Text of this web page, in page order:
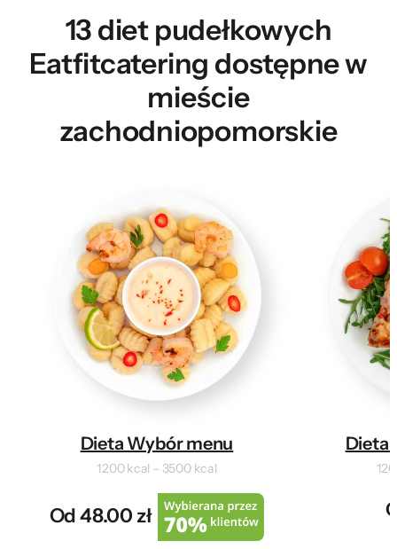
13 diet pudełkowych
Eatfitcatering dostępne w
mieście
zachodniopomorskie
Dieta Wybór menu
1200 kcal – 3500 kcal
Od 48.00 zł
Dieta